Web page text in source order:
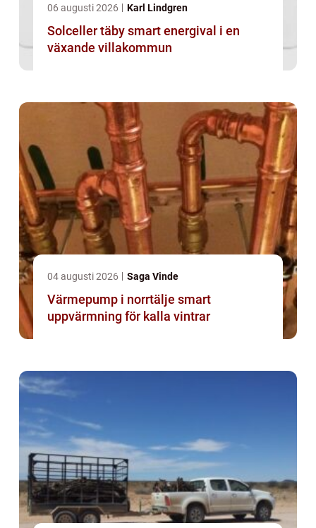
06 augusti 2026 Karl Lindgren
Solceller täby smart energival i en
växande villakommun
04 augusti 2026 Saga Vinde
Värmepump i norrtälje smart
uppvärmning för kalla vintrar